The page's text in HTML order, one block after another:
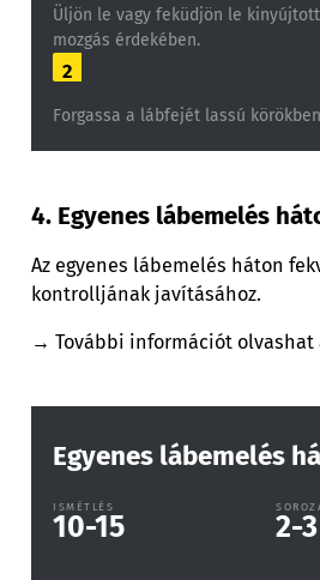
Üljön le vagy feküdjön le
mozgás érdekében.
2
Forgassa a lábfejét lassú
4. Egyenes lábemelés
Az egyenes lábemelés háton
kontrolljának javításához.
→ További információt olvashat
Egyenes lábemelés
ISMÉTLÉS
10-15 2-3